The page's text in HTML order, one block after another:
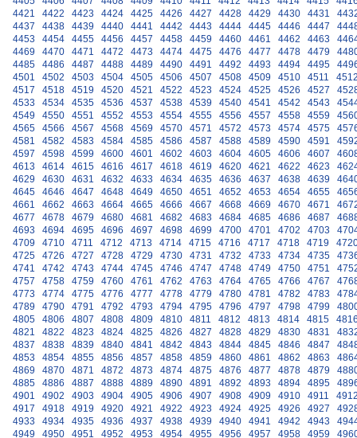
4421
4422 4423 4424 4425 4426 4427 4428 4429 4430 4431
4437
4438 4439 4440 4441 4442 4443 4444 4445 4446 4447
4453
4454 4455 4456 4457 4458 4459 4460 4461 4462 4463
4469
4470 4471 4472 4473 4474 4475 4476 4477 4478 4479
4485
4486 4487 4488 4489 4490 4491 4492 4493 4494 4495
4501
4502 4503 4504 4505 4506 4507 4508 4509 4510 4511
4517
4518 4519 4520 4521 4522 4523 4524 4525 4526 4527
4533
4534 4535 4536 4537 4538 4539 4540 4541 4542 4543
4549
4550 4551 4552 4553 4554 4555 4556 4557 4558 4559
4565
4566 4567 4568 4569 4570 4571 4572 4573 4574 4575
4581
4582 4583 4584 4585 4586 4587 4588 4589 4590 4591
4597
4598 4599 4600 4601 4602 4603 4604 4605 4606 4607
4613
4614 4615 4616 4617 4618 4619 4620 4621 4622 4623
4629
4630 4631 4632 4633 4634 4635 4636 4637 4638 4639
4645
4646 4647 4648 4649 4650 4651 4652 4653 4654 4655
4661
4662 4663 4664 4665 4666 4667 4668 4669 4670 4671
4677
4678 4679 4680 4681 4682 4683 4684 4685 4686 4687
4693
4694 4695 4696 4697 4698 4699 4700 4701 4702 4703
4709
4710 4711 4712 4713 4714 4715 4716 4717 4718 4719
4725
4726 4727 4728 4729 4730 4731 4732 4733 4734 4735
4741
4742 4743 4744 4745 4746 4747 4748 4749 4750 4751
4757
4758 4759 4760 4761 4762 4763 4764 4765 4766 4767
4773
4774 4775 4776 4777 4778 4779 4780 4781 4782 4783
4789
4790 4791 4792 4793 4794 4795 4796 4797 4798 4799
4805
4806 4807 4808 4809 4810 4811 4812 4813 4814 4815
4821
4822 4823 4824 4825 4826 4827 4828 4829 4830 4831
4837
4838 4839 4840 4841 4842 4843 4844 4845 4846 4847
4853
4854 4855 4856 4857 4858 4859 4860 4861 4862 4863
4869
4870 4871 4872 4873 4874 4875 4876 4877 4878 4879
4885
4886 4887 4888 4889 4890 4891 4892 4893 4894 4895
4901
4902 4903 4904 4905 4906 4907 4908 4909 4910 4911
4917
4918 4919 4920 4921 4922 4923 4924 4925 4926 4927
4933
4934 4935 4936 4937 4938 4939 4940 4941 4942 4943
4949
4950 4951 4952 4953 4954 4955 4956 4957 4958 4959